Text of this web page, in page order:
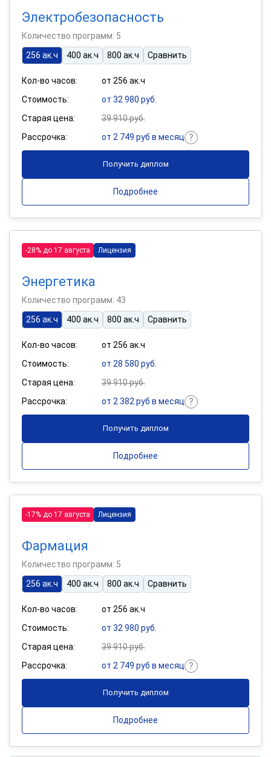
Электробезопасность
Количество программ: 5
256 ак.ч
400 ак.ч 800 ак.ч Сравнить
Кол-во часов:
от 256 ак.ч
Стоимость:
от 32 980 руб.
Старая цена:
39 910 руб.
Рассрочка:
от 2 749 руб в месяц
Получить диплом
Подробнее
-28% до 17 августа Лицензия
Энергетика
Количество программ: 43
256 ак.ч
400 ак.ч 800 ак.ч Сравнить
Кол-во часов:
от 256 ак.ч
Стоимость:
от 28 580 руб.
Старая цена:
39 910 руб.
Рассрочка:
от 2 382 руб в месяц
Получить диплом
Подробнее
-17% до 17 августа Лицензия
Фармация
Количество программ: 5
256 ак.ч
400 ак.ч 800 ак.ч Сравнить
Кол-во часов:
от 256 ак.ч
Стоимость:
от 32 980 руб.
Старая цена:
39 910 руб.
Рассрочка:
от 2 749 руб в месяц
Получить диплом
Подробнее